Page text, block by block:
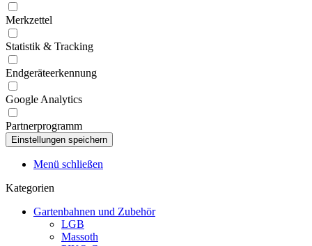
Merkzettel
Statistik & Tracking
Endgeräteerkennung
Google Analytics
Partnerprogramm
Menü schließen
Kategorien
Gartenbahnen und Zubehör
LGB
Massoth